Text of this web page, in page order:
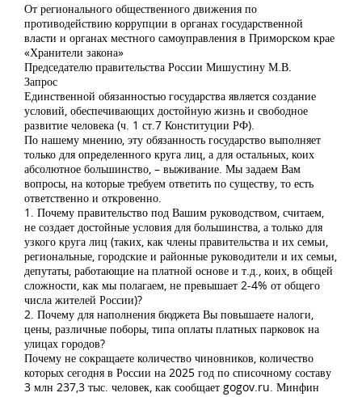
От регионального общественного движения по
противодействию коррупции в органах государственной
власти и органах местного самоуправления в Приморском крае
«Хранители закона»
Председателю правительства России Мишустину М.В.
Запрос
Единственной обязанностью государства является создание
условий, обеспечивающих достойную жизнь и свободное
развитие человека (ч. 1 ст.7 Конституции РФ).
По нашему мнению, эту обязанность государство выполняет
только для определенного круга лиц, а для остальных, коих
абсолютное большинство, – выживание. Мы задаем Вам
вопросы, на которые требуем ответить по существу, то есть
ответственно и откровенно.
1. Почему правительство под Вашим руководством, считаем,
не создает достойные условия для большинства, а только для
узкого круга лиц (таких, как члены правительства и их семьи,
региональные, городские и районные руководители и их семьи,
депутаты, работающие на платной основе и т.д., коих, в общей
сложности, как мы полагаем, не превышает 2-4% от общего
числа жителей России)?
2. Почему для наполнения бюджета Вы повышаете налоги,
цены, различные поборы, типа оплаты платных парковок на
улицах городов?
Почему не сокращаете количество чиновников, количество
которых сегодня в России на 2025 год по списочному составу
3 млн 237,3 тыс. человек, как сообщает gogov.ru. Минфин